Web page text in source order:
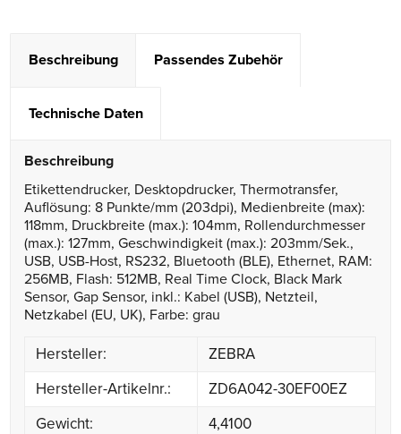
Beschreibung Passendes Zubehör
Technische Daten
Beschreibung
Etikettendrucker, Desktopdrucker, Thermotransfer,
Auflösung: 8 Punkte/mm (203dpi), Medienbreite (max):
118mm, Druckbreite (max.): 104mm, Rollendurchmesser
(max.): 127mm, Geschwindigkeit (max.): 203mm/Sek.,
USB, USB-Host, RS232, Bluetooth (BLE), Ethernet, RAM:
256MB, Flash: 512MB, Real Time Clock, Black Mark
Sensor, Gap Sensor, inkl.: Kabel (USB), Netzteil,
Netzkabel (EU, UK), Farbe: grau
Hersteller:
ZEBRA
Hersteller-Artikelnr.:
ZD6A042-30EF00EZ
Gewicht:
4,4100